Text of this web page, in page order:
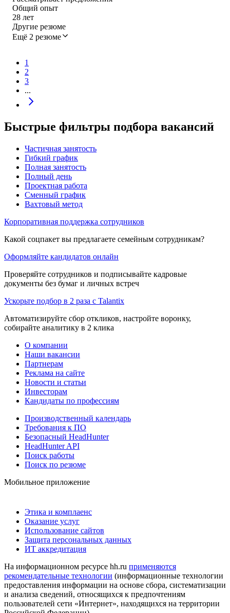
Общий опыт
28 лет
Другие резюме
Ещё 2 резюме
1
2
3
...
Быстрые фильтры подбора вакансий
Частичная занятость
Гибкий график
Полная занятость
Полный день
Проектная работа
Сменный график
Вахтовый метод
Корпоративная поддержка сотрудников
Какой соцпакет вы предлагаете семейным сотрудникам?
Оформляйте кандидатов онлайн
Проверяйте сотрудников и подписывайте кадровые
документы без бумаг и личных встреч
Ускорьте подбор в 2 раза с Talantix
Автоматизируйте сбор откликов, настройте воронку,
собирайте аналитику в 2 клика
О компании
Наши вакансии
Партнерам
Реклама на сайте
Новости и статьи
Инвесторам
Кандидаты по профессиям
Производственный календарь
Требования к ПО
Безопасный HeadHunter
HeadHunter API
Поиск работы
Поиск по резюме
Мобильное приложение
Этика и комплаенс
Оказание услуг
Использование сайтов
Защита персональных данных
ИТ аккредитация
На информационном ресурсе hh.ru применяются
рекомендательные технологии (информационные технологии
предоставления информации на основе сбора, систематизации
и анализа сведений, относящихся к предпочтениям
пользователей сети «Интернет», находящихся на территории